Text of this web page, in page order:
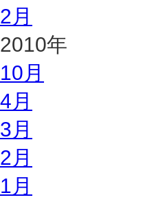
2月
2010年
10月
4月
3月
2月
1月